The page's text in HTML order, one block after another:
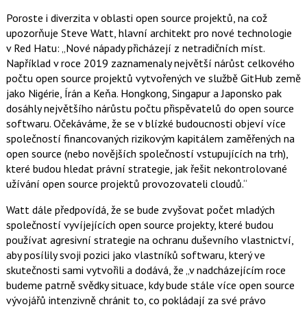
Poroste i diverzita v oblasti open source projektů, na což
upozorňuje Steve Watt, hlavní architekt pro nové technologie
v Red Hatu: „Nové nápady přicházejí z netradičních míst.
Například v roce 2019 zaznamenaly největší nárůst celkového
počtu open source projektů vytvořených ve službě GitHub země
jako Nigérie, Írán a Keňa. Hongkong, Singapur a Japonsko pak
dosáhly největšího nárůstu počtu přispěvatelů do open source
softwaru. Očekáváme, že se v blízké budoucnosti objeví více
společností financovaných rizikovým kapitálem zaměřených na
open source (nebo novějších společností vstupujících na trh),
které budou hledat právní strategie, jak řešit nekontrolované
užívání open source projektů provozovateli cloudů.“
Watt dále předpovídá, že se bude zvyšovat počet mladých
společností vyvíjejících open source projekty, které budou
používat agresivní strategie na ochranu duševního vlastnictví,
aby posílily svoji pozici jako vlastníků softwaru, který ve
skutečnosti sami vytvořili a dodává, že „v nadcházejícím roce
budeme patrně svědky situace, kdy bude stále více open source
vývojářů intenzivně chránit to, co pokládají za své právo